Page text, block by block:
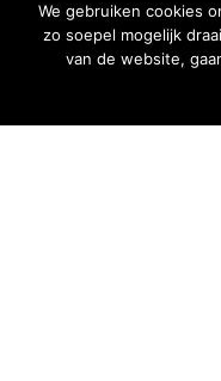
We gebruiken cookies
zo soepel mogelijk
van de website,